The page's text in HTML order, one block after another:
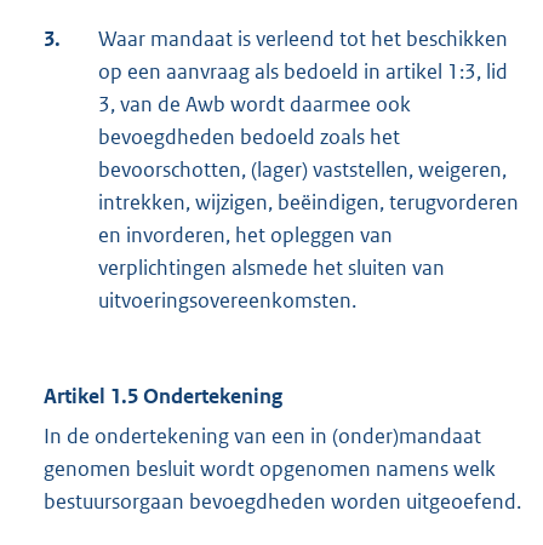
3.
Waar mandaat is verleend tot het beschikken
op een aanvraag als bedoeld in artikel 1:3, lid
3, van de Awb wordt daarmee ook
bevoegdheden bedoeld zoals het
bevoorschotten, (lager) vaststellen, weigeren,
intrekken, wijzigen, beëindigen, terugvorderen
en invorderen, het opleggen van
verplichtingen alsmede het sluiten van
uitvoeringsovereenkomsten.
Artikel 1.5 Ondertekening
In de ondertekening van een in (onder)mandaat
genomen besluit wordt opgenomen namens welk
bestuursorgaan bevoegdheden worden uitgeoefend.